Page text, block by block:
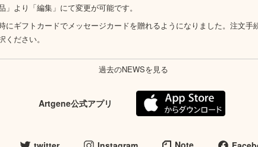
」より「編集」にて変更が可能です。
にギフトカードでメッセージカードを贈れるようになりました。注文手
ください。
過去のNEWSを見る
Artgene公式アプリ